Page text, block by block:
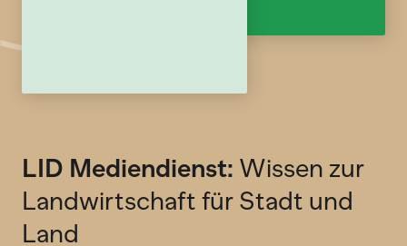
LID Mediendienst: Wissen zur
Landwirtschaft für Stadt und
Land